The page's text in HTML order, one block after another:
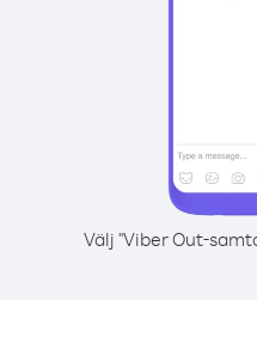
Välj "Viber Out-